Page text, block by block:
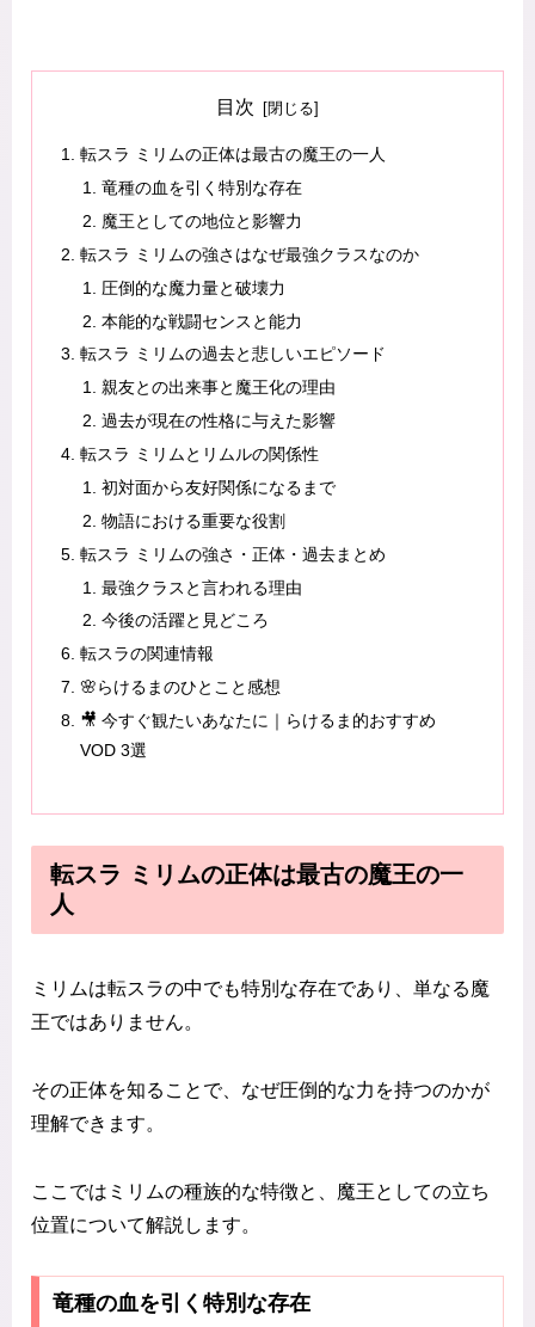
目次
転スラ ミリムの正体は最古の魔王の一人
竜種の血を引く特別な存在
魔王としての地位と影響力
転スラ ミリムの強さはなぜ最強クラスなのか
圧倒的な魔力量と破壊力
本能的な戦闘センスと能力
転スラ ミリムの過去と悲しいエピソード
親友との出来事と魔王化の理由
過去が現在の性格に与えた影響
転スラ ミリムとリムルの関係性
初対面から友好関係になるまで
物語における重要な役割
転スラ ミリムの強さ・正体・過去まとめ
最強クラスと言われる理由
今後の活躍と見どころ
転スラの関連情報
🌸らけるまのひとこと感想
🎥 今すぐ観たいあなたに｜らけるま的おすすめ
VOD 3選
転スラ ミリムの正体は最古の魔王の一
人
ミリムは転スラの中でも特別な存在であり、単なる魔
王ではありません。
その正体を知ることで、なぜ圧倒的な力を持つのかが
理解できます。
ここではミリムの種族的な特徴と、魔王としての立ち
位置について解説します。
竜種の血を引く特別な存在